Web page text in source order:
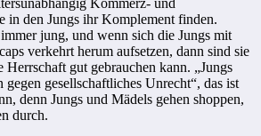
in den Jungs ihr Komplement finden.
jung, und wenn sich die Jungs mit
verkehrt herum aufsetzen, dann sind sie
Herrschaft gut gebrauchen kann. „Jungs
gegen gesellschaftliches Unrecht“, das ist
denn Jungs und Mädels gehen shoppen,
durch.